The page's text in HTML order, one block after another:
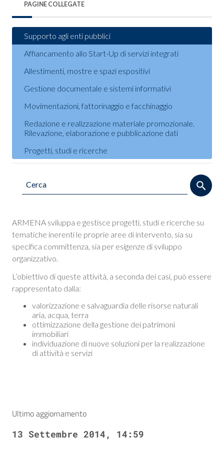
PAGINE COLLEGATE
Supporto agli enti pubblici
Affiancamento allo Start-Up di servizi integrati
Allestimenti, mostre e spazi espositivi
Gestione documentale e sistemi informativi
Movimentazioni, fattorinaggio e facchinaggio
Redazione e realizzazione materiale promozionale.
Rilevazione, elaborazione e pubblicazione dati
Progetti, studi e ricerche
ARMENA sviluppa e gestisce progetti, studi e ricerche su
tematiche inerenti le proprie aree di intervento, sia su
specifica committenza, sia per esigenze di sviluppo
organizzativo.
L’obiettivo di queste attività, a seconda dei casi, può essere
rappresentato dalla:
valorizzazione e salvaguardia delle risorse naturali
aria, acqua, terra
ottimizzazione della gestione dei patrimoni
immobiliari
individuazione di nuove soluzioni per la realizzazione
di attività e servizi
Ultimo aggiornamento
13 Settembre 2014, 14:59